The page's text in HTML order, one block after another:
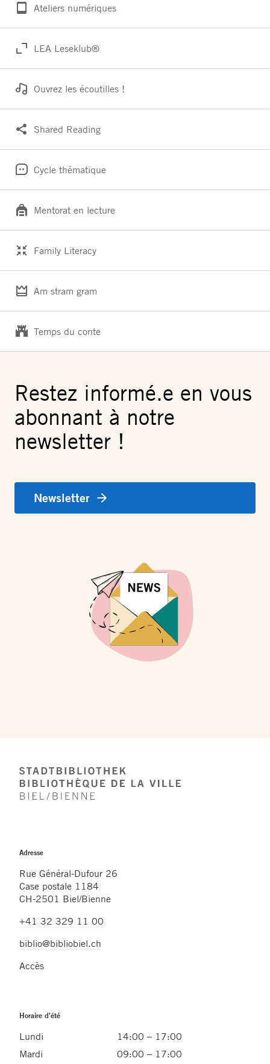
Ateliers numériques
LEA Leseklub®
Ouvrez les écoutilles !
Shared Reading
Cycle thématique
Mentorat en lecture
Family Literacy
Am stram gram
Temps du conte
Restez informé.e en vous
abonnant à notre
newsletter !
Newsletter
Footer
Adresse
Rue Général-Dufour 26
Case postale 1184
CH-2501 Biel/Bienne
+41 32 329 11 00
biblio@bibliobiel.ch
Accès
Horaire d'été
Lundi
14:00 – 17:00
Mardi
09:00 – 17:00